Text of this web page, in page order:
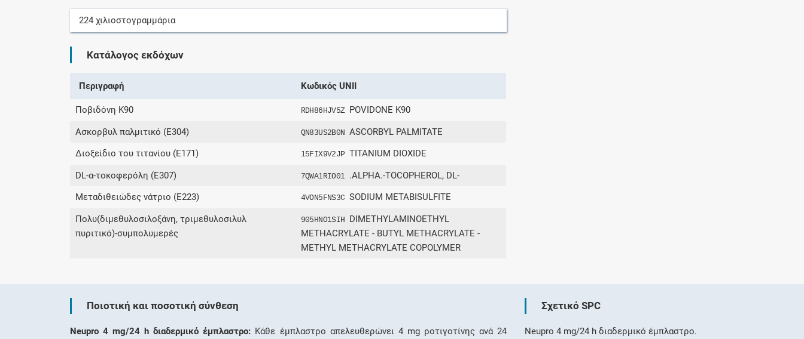
224 χιλιοστογραμμάρια
Κατάλογος εκδόχων
Περιγραφή Κωδικός UNII
Ποβιδόνη K90 RDH86HJV5Z POVIDONE K90
Ασκορβυλ παλμιτικό (E304) QN83US2B0N ASCORBYL PALMITATE
Διοξείδιο του τιτανίου (E171) 15FIX9V2JP TITANIUM DIOXIDE
DL-α-τοκοφερόλη (E307) 7QWA1RIO01 .ALPHA.-TOCOPHEROL, DL-
Μεταδιθειώδες νάτριο (E223) 4VON5FNS3C SODIUM METABISULFITE
Πολυ(διμεθυλοσιλοξάνη, τριμεθυλοσιλυλ
πυριτικό)-συμπολυμερές
905HNO1SIH DIMETHYLAMINOETHYL
METHACRYLATE - BUTYL METHACRYLATE -
METHYL METHACRYLATE COPOLYMER
Ποιοτική και ποσοτική σύνθεση
Neupro 4 mg/24 h διαδερμικό έμπλαστρο: Κάθε έμπλαστρο απελευθερώνει 4 mg ροτιγοτίνης ανά 24
Σχετικό SPC
Neupro 4 mg/24 h διαδερμικό έμπλαστρο.